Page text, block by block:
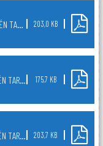
KÉPVISELŐ-TESTÜLETI DÖNTÉSEK A 2025.08.21-ÉN TARTOTT NYÍLT TESTÜLETI ÜLÉSRŐL 203,0 KB
KÉPVISELŐ-TESTÜLETI DÖNTÉSEK A 2025.07.14-ÉN TARTOTT NYÍLT TESTÜLETI ÜLÉSRŐL 175,7 KB
KÉPVISELŐ-TESTÜLETI DÖNTÉSEK A 2025.07.01-ÉN TARTOTT NYÍLT TESTÜLETI ÜLÉSRŐL 203,7 KB